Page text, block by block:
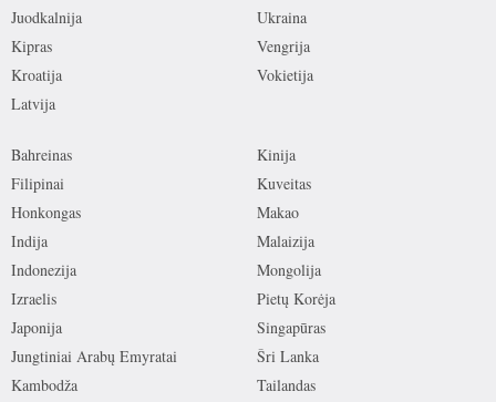
Juodkalnija
Kipras
Kroatija
Latvija
Ukraina
Vengrija
Vokietija
Bahreinas
Filipinai
Honkongas
Indija
Indonezija
Izraelis
Japonija
Jungtiniai Arabų Emyratai
Kambodža
Kinija
Kuveitas
Makao
Malaizija
Mongolija
Pietų Korėja
Singapūras
Šri Lanka
Tailandas